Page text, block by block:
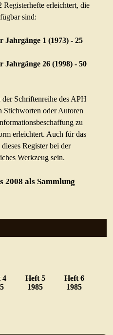
erleichtert, die
sind:
Jahrgänge 1 (1973) - 25
Jahrgänge 26 (1998) - 50
Schriftenreihe des APH
Stichworten oder Autoren
zu
erleichtert. Auch für das
Register bei der
Werkzeug sein.
2008 als Sammlung
4
Heft 5
1985
Heft 6
1985